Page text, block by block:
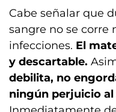
Cabe señalar que
sangre no se corre
infecciones. El
y descartable.
debilita, no
ningún perjuicio al